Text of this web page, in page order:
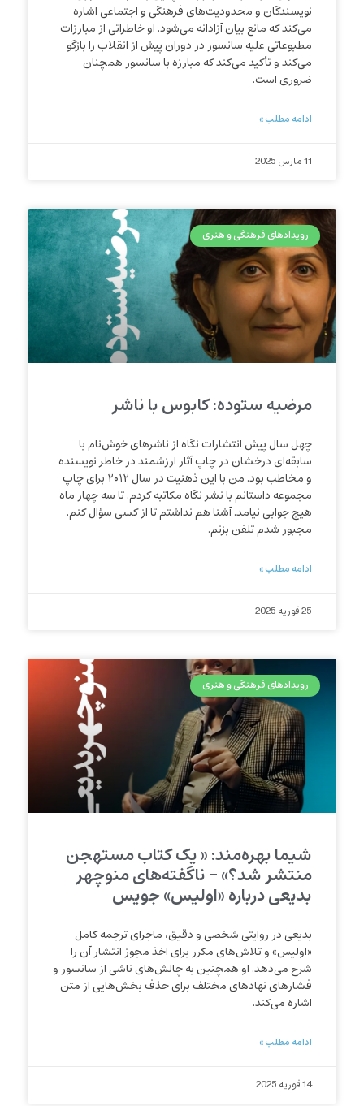
نویسندگان و محدودیت‌های فرهنگی و اجتماعی اشاره
می‌کند که مانع بیان آزادانه می‌شود. او خاطراتی از مبارزات
مطبوعاتی علیه سانسور در دوران پیش از انقلاب را بازگو
می‌کند و تأکید می‌کند که مبارزه با سانسور همچنان
ضروری است.
ادامه مطلب »
11 مارس 2025
رویدادهای فرهنگی و هنری
مرضیه ستوده: کابوس با ناشر
چهل سال پیش انتشارات نگاه از ناشرهای خوش‌نام با
سابقه‌ای درخشان در چاپ آثار ارزشمند در خاطر نویسنده
و مخاطب بود. من با این ذهنیت در سال ۲۰۱۲ برای چاپ
مجموعه داستانم با نشر نگاه مکاتبه کردم. تا سه چهار ماه
هیچ جوابی نیامد. آشنا هم نداشتم تا از کسی سؤال کنم.
مجبور شدم تلفن بزنم.
ادامه مطلب »
25 فوریه 2025
رویدادهای فرهنگی و هنری
شیما بهره‌مند: « یک کتاب مستهجن
منتشر شد؟» – ناگفته‌های منوچهر
بديعی درباره «اوليس» جويس
بدیعی در روایتی شخصی و دقیق، ماجرای ترجمه کامل
«اولیس» و تلاش‌های مکرر برای اخذ مجوز انتشار آن را
شرح می‌دهد. او همچنین به چالش‌های ناشی از سانسور و
فشارهای نهادهای مختلف برای حذف بخش‌هایی از متن
اشاره می‌کند.
ادامه مطلب »
14 فوریه 2025